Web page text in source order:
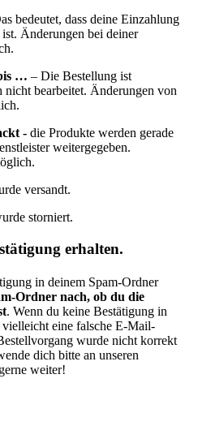
bedeutet, dass deine Einzahlung
Änderungen bei deiner
… – Die Bestellung ist
nicht bearbeitet. Änderungen von
- die Produkte werden gerade
weitergegeben.
versandt.
storniert.
erhalten.
in deinem Spam-Ordner
Ordner nach, ob du die
. Wenn du keine Bestätigung in
eine falsche E-Mail-
wurde nicht korrekt
dich bitte an unseren
weiter!